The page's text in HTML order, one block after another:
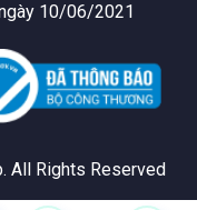
10/06/2021
. All Rights Reserved